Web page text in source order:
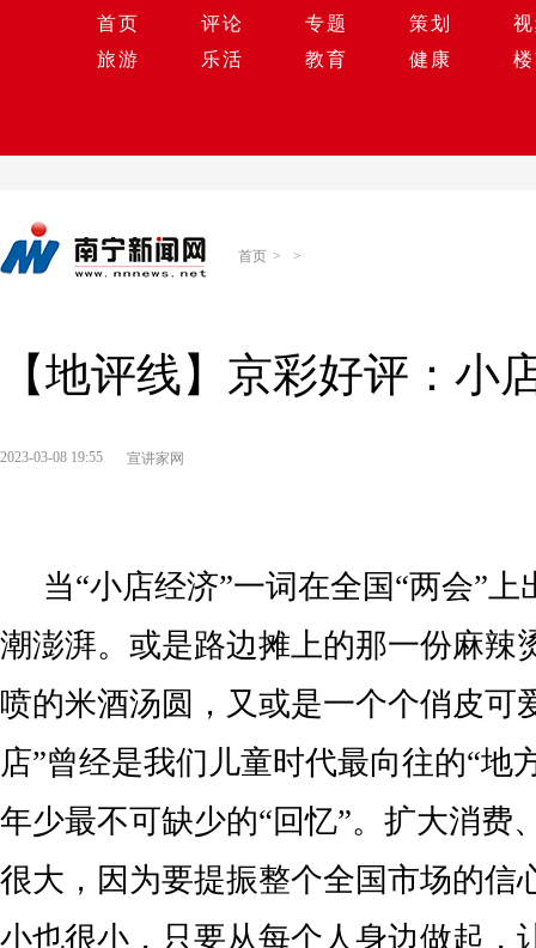
首页 评论 专题 策划
旅游
乐活 教育 健康
首页 > >
【地评线】京彩好评：小
2023-03-08 19:55 宣讲家网
当“小店经济”一词在全国“两会”
潮澎湃。或是路边摊上的那一份麻辣
喷的米酒汤圆，又或是一个个俏皮
店”曾经是我们儿童时代最向往的“地
年少最不可缺少的“回忆”。扩大消费
很大，因为要提振整个全国市场的信
小也很小，只要从每个人身边做起，